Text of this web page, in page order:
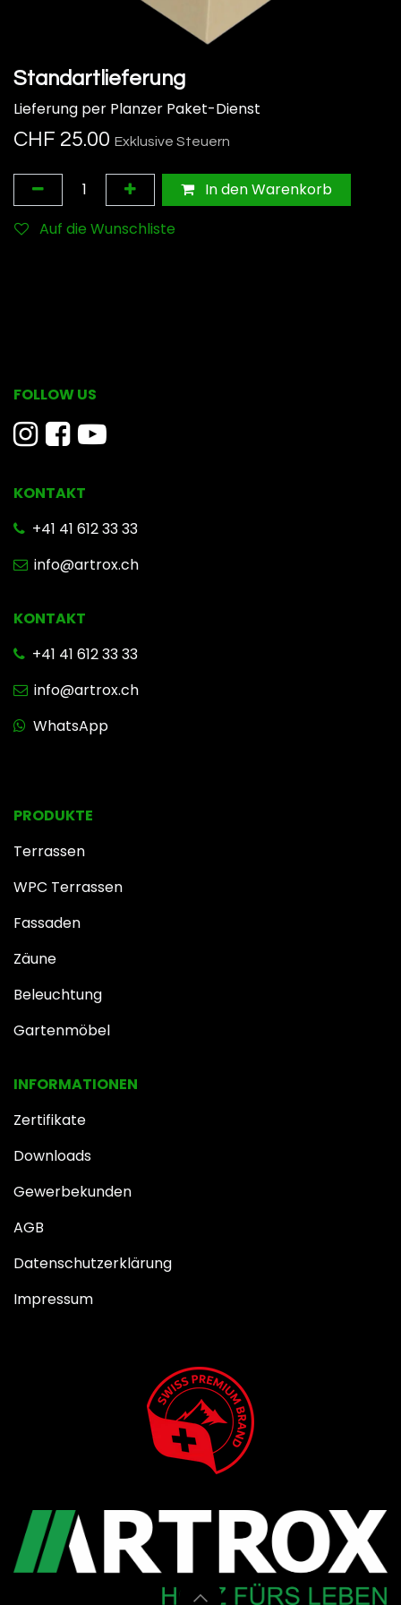
Standartlieferung
Lieferung per Planzer Paket-Dienst
CHF 25.00 Exklusive Steuern
In den Warenkorb
Auf die Wunschliste
FOLLOW US
KONTAKT
​ +41 41 612 33 33
info@artrox.ch
KONTAKT
+41 41 612 33 33
info@artrox.ch
WhatsApp
INFOR​MATIONEN
Zertifikate
Downloads
Gewerbekunden
AGB
Datenschutzerklärung
Impressum
PRODUKTE
Terrassen
WPC Terrassen
Fassaden
Zäune
Beleuchtung
Gartenmöbel